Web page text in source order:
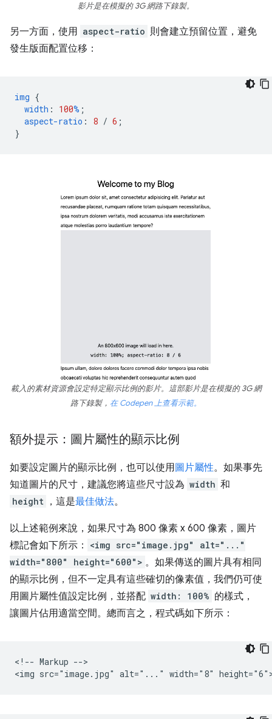
影片是在模擬的 3G 網路下錄製。
另一方面，使用 aspect-ratio 則會建立預留位置，避免
發生版面配置位移：
img {
width : 100% ;
aspect-ratio : 8 / 6 ;
}
載入的素材資源會設定特定顯示比例的影片。這部影片是在模擬的 3G 網
路下錄製， 在 Codepen 上查看示範。
額外提示：圖片屬性的顯示比例
如要設定圖片的顯示比例，也可以使用圖片屬性。如果事先
知道圖片的尺寸，建議您將這些尺寸設為 width 和
height ，這是最佳做法。
以上述範例來說，如果尺寸為 800 像素 x 600 像素，圖片
標記會如下所示：
<img src="image.jpg" alt="..."
width="800" height="600"> 。如果傳送的圖片具有相同
的顯示比例，但不一定具有這些確切的像素值，我們仍可使
用圖片屬性值設定比例，並搭配 width: 100% 的樣式，
讓圖片佔用適當空間。總而言之，程式碼如下所示：
<!-- Markup -->